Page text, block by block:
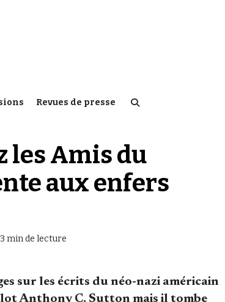
Revues de presse
les Amis du
aux enfers
3 min de lecture
sur les écrits du néo-nazi américain
Anthony C. Sutton mais il tombe